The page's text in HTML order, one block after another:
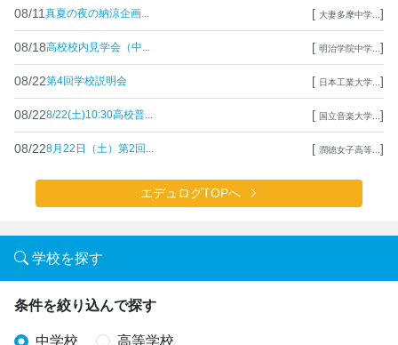
08/11 真夏の夜の納涼企画... [ 大妻多摩中学... ]
08/18高校校内見学会（中... [ 明治学院中学... ]
08/22第4回学校説明会 [ 日本工業大学... ]
08/228/22(土)10:30高校普... [ 国立音楽大学... ]
08/228月22日（土）第2回... [ 潤徳女子高等... ]
エデュログTOPへ
学校を探す
条件を絞り込んで探す
中学校 高等学校